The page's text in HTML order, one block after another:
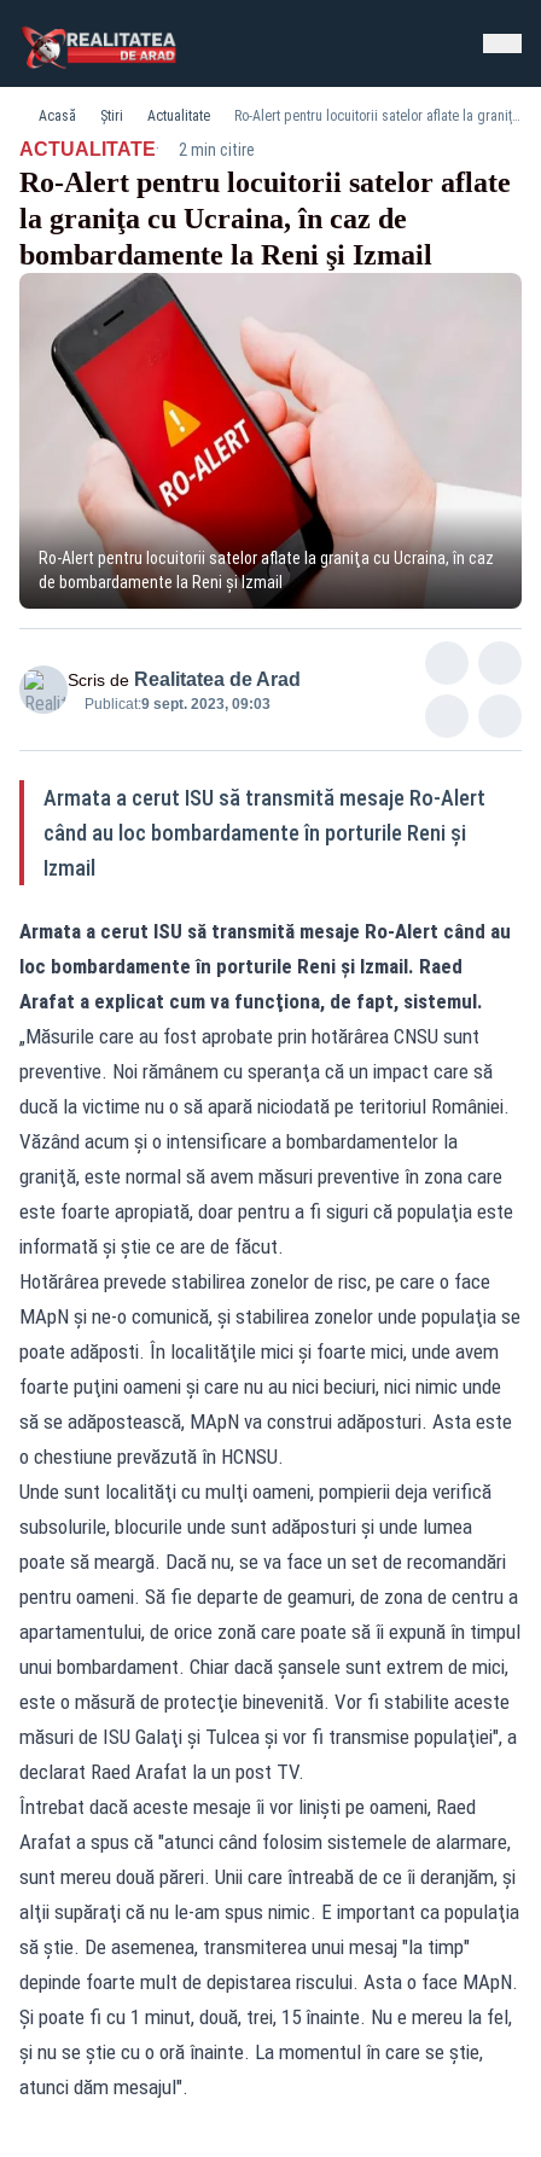
Acasă Știri Actualitate Ro-Alert pentru locuitorii satelor aflate la graniţa cu Ucraina, în caz de bombardamente la Reni şi Izmail
ACTUALITATE· 2 min citire
Ro-Alert pentru locuitorii satelor aflate
la graniţa cu Ucraina, în caz de
bombardamente la Reni şi Izmail
Ro-Alert pentru locuitorii satelor aflate la graniţa cu Ucraina, în caz
de bombardamente la Reni şi Izmail
Scris de Realitatea de Arad
Publicat:9 sept. 2023, 09:03
Armata a cerut ISU să transmită mesaje Ro-Alert
când au loc bombardamente în porturile Reni şi
Izmail
Armata a cerut ISU să transmită mesaje Ro-Alert când au
loc bombardamente în porturile Reni şi Izmail. Raed
Arafat a explicat cum va funcţiona, de fapt, sistemul.
„Măsurile care au fost aprobate prin hotărârea CNSU sunt
preventive. Noi rămânem cu speranţa că un impact care să
ducă la victime nu o să apară niciodată pe teritoriul României.
Văzând acum şi o intensificare a bombardamentelor la
graniţă, este normal să avem măsuri preventive în zona care
este foarte apropiată, doar pentru a fi siguri că populaţia este
informată şi ştie ce are de făcut.
Hotărârea prevede stabilirea zonelor de risc, pe care o face
MApN şi ne-o comunică, şi stabilirea zonelor unde populaţia se
poate adăposti. În localităţile mici şi foarte mici, unde avem
foarte puţini oameni şi care nu au nici beciuri, nici nimic unde
să se adăpostească, MApN va construi adăposturi. Asta este
o chestiune prevăzută în HCNSU.
Unde sunt localităţi cu mulţi oameni, pompierii deja verifică
subsolurile, blocurile unde sunt adăposturi şi unde lumea
poate să meargă. Dacă nu, se va face un set de recomandări
pentru oameni. Să fie departe de geamuri, de zona de centru a
apartamentului, de orice zonă care poate să îi expună în timpul
unui bombardament. Chiar dacă şansele sunt extrem de mici,
este o măsură de protecţie binevenită. Vor fi stabilite aceste
măsuri de ISU Galaţi şi Tulcea şi vor fi transmise populaţiei", a
declarat Raed Arafat la un post TV.
Întrebat dacă aceste mesaje îi vor linişti pe oameni, Raed
Arafat a spus că "atunci când folosim sistemele de alarmare,
sunt mereu două păreri. Unii care întreabă de ce îi deranjăm, şi
alţii supăraţi că nu le-am spus nimic. E important ca populaţia
să ştie. De asemenea, transmiterea unui mesaj "la timp"
depinde foarte mult de depistarea riscului. Asta o face MApN.
Şi poate fi cu 1 minut, două, trei, 15 înainte. Nu e mereu la fel,
şi nu se ştie cu o oră înainte. La momentul în care se ştie,
atunci dăm mesajul".